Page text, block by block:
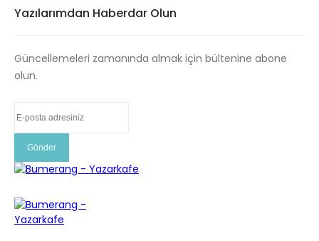
Yazılarımdan Haberdar Olun
Güncellemeleri zamanında almak için bültenine abone
olun.